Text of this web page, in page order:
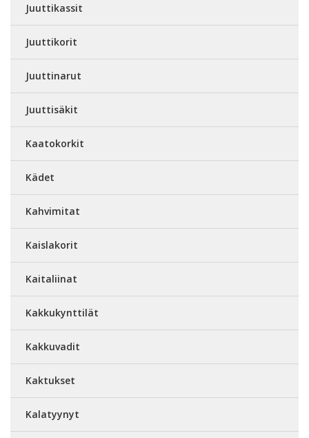
Juuttikassit
Juuttikorit
Juuttinarut
Juuttisäkit
Kaatokorkit
Kädet
Kahvimitat
Kaislakorit
Kaitaliinat
Kakkukynttilät
Kakkuvadit
Kaktukset
Kalatyynyt